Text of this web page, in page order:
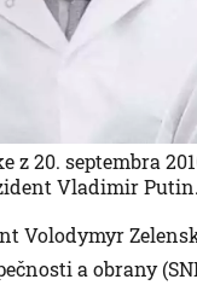
z 20. septembra
Vladimir Putin.
Volodymyr
a obrany